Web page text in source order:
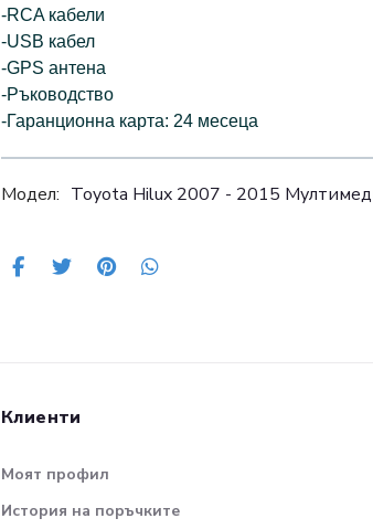
-RCA кабели
-USB кабел
-GPS антена
-Ръководство
-Гаранционна карта: 24 месеца
Модел: Toyota Hilux 2007 - 2015
Клиенти
Моят профил
История на поръчките